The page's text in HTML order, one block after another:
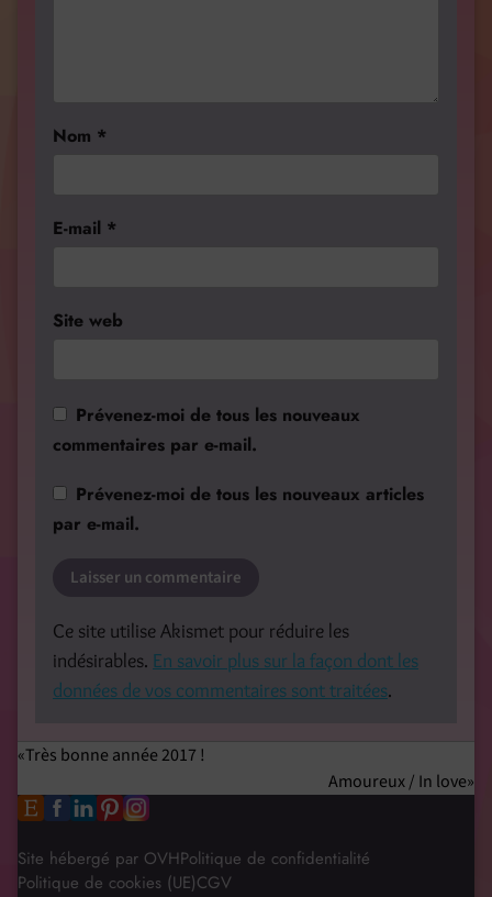
Nom *
E-mail *
Site web
Prévenez-moi de tous les nouveaux
commentaires par e-mail.
Prévenez-moi de tous les nouveaux articles
par e-mail.
Ce site utilise Akismet pour réduire les
indésirables. En savoir plus sur la façon dont les
données de vos commentaires sont traitées.
Très bonne année 2017 !
Amoureux / In love
Site hébergé par OVHPolitique de confidentialité
Politique de cookies (UE)CGV